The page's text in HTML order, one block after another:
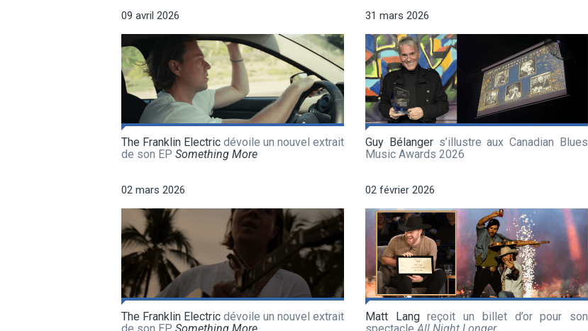
09 avril 2026
The Franklin Electric dévoile un nouvel extrait
de son EP Something More
31 mars 2026
Guy Bélangers’illustre aux Canadian Blues
Music Awards 2026
02 mars 2026
The Franklin Electric dévoile un nouvel extrait
de son EP Something More
02 février 2026
Matt Langreçoit un billet d’or pour son
spectacle All Night Longer